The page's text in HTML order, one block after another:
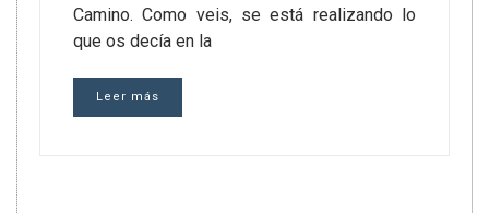
Camino. Como veis, se está realizando lo
que os decía en la
Leer más